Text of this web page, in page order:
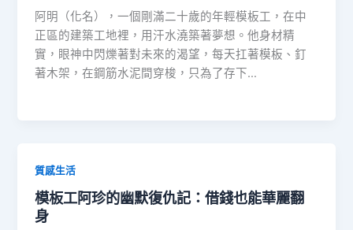
阿明（化名），一個剛滿二十歲的年輕模板工，在中
正區的建築工地裡，用汗水澆築著夢想。他身材精
實，眼神中閃爍著對未來的渴望，每天扛著模板、釘
著木架，在鋼筋水泥間穿梭，只為了存下…
質感生活
模板工阿珍的幽默復仇記：借錢也能華麗翻
身